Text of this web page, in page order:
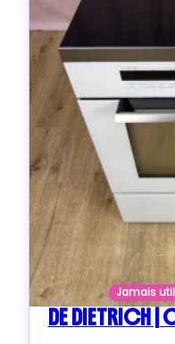
Jamais
DE DIETRICH